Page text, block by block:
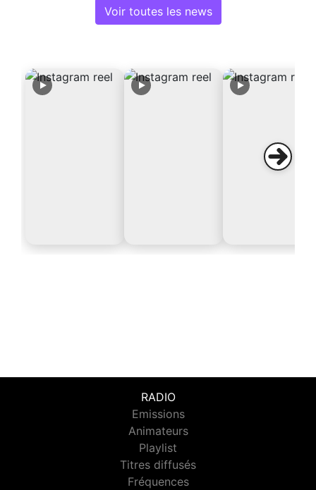
Voir toutes les news
RADIO
Emissions
Animateurs
Playlist
Titres diffusés
Fréquences